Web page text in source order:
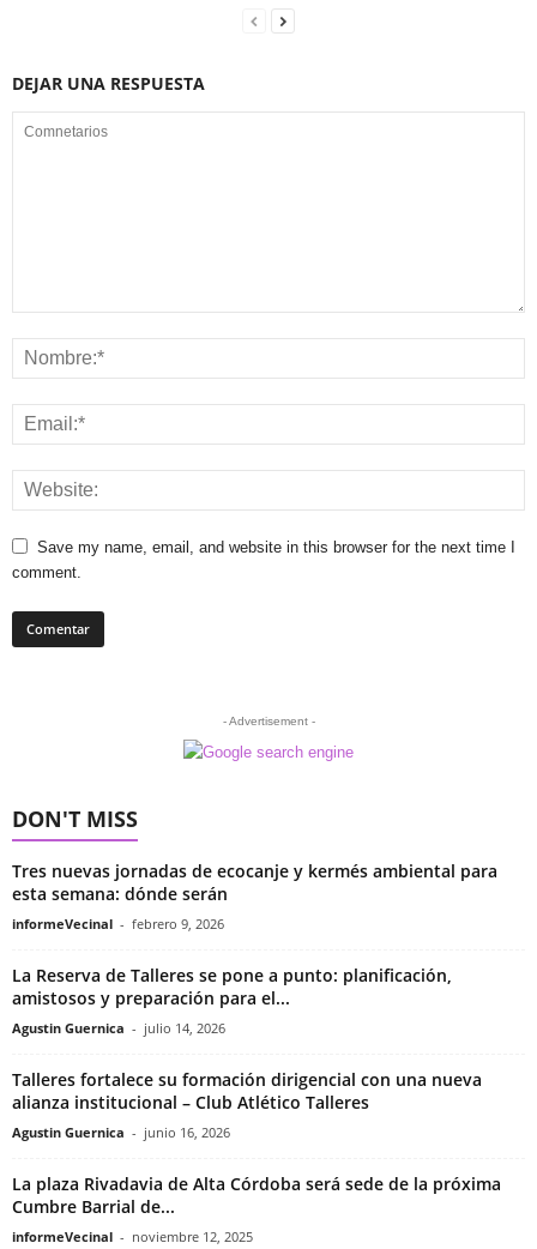
DEJAR UNA RESPUESTA
Save my name, email, and website in this browser for the next time I
comment.
- Advertisement -
DON'T MISS
Tres nuevas jornadas de ecocanje y kermés ambiental para
esta semana: dónde serán
informeVecinal - febrero 9, 2026
La Reserva de Talleres se pone a punto: planificación,
amistosos y preparación para el...
Agustin Guernica - julio 14, 2026
Talleres fortalece su formación dirigencial con una nueva
alianza institucional – Club Atlético Talleres
Agustin Guernica - junio 16, 2026
La plaza Rivadavia de Alta Córdoba será sede de la próxima
Cumbre Barrial de...
informeVecinal - noviembre 12, 2025